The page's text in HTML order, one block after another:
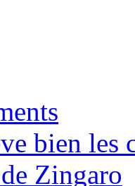
bien les
Zingaro